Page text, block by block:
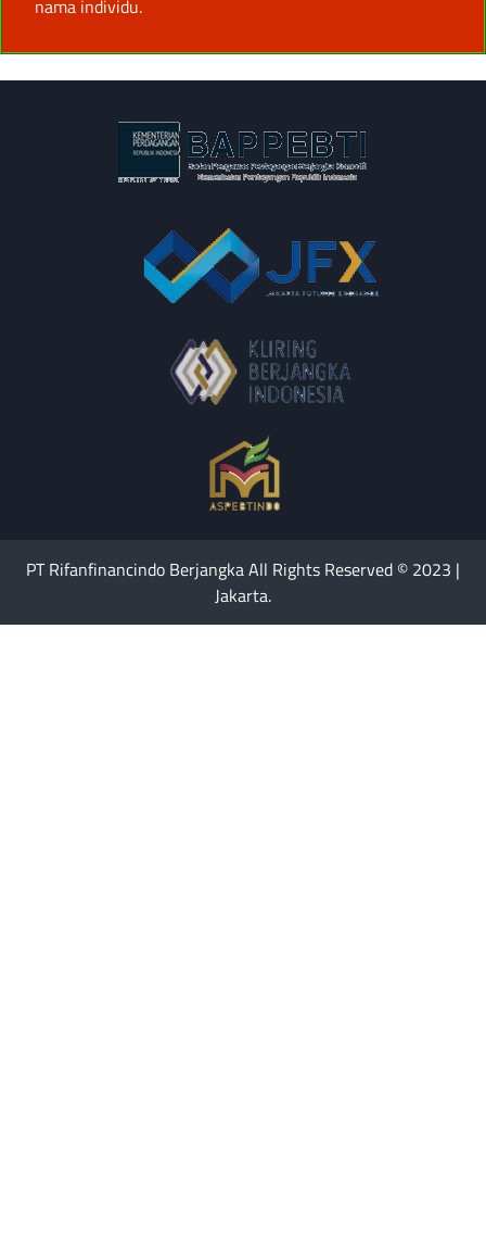
nama individu.
PT Rifanfinancindo Berjangka All Rights Reserved © 2023 |
Jakarta.